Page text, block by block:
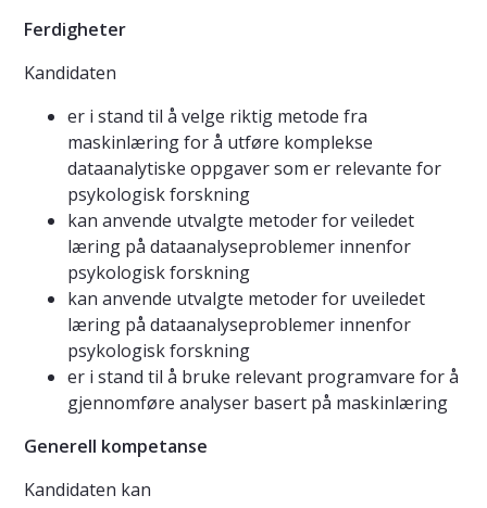
Ferdigheter
Kandidaten
er i stand til å velge riktig metode fra
maskinlæring for å utføre komplekse
dataanalytiske oppgaver som er relevante for
psykologisk forskning
kan anvende utvalgte metoder for veiledet
læring på dataanalyseproblemer innenfor
psykologisk forskning
kan anvende utvalgte metoder for uveiledet
læring på dataanalyseproblemer innenfor
psykologisk forskning
er i stand til å bruke relevant programvare for å
gjennomføre analyser basert på maskinlæring
Generell kompetanse
Kandidaten kan